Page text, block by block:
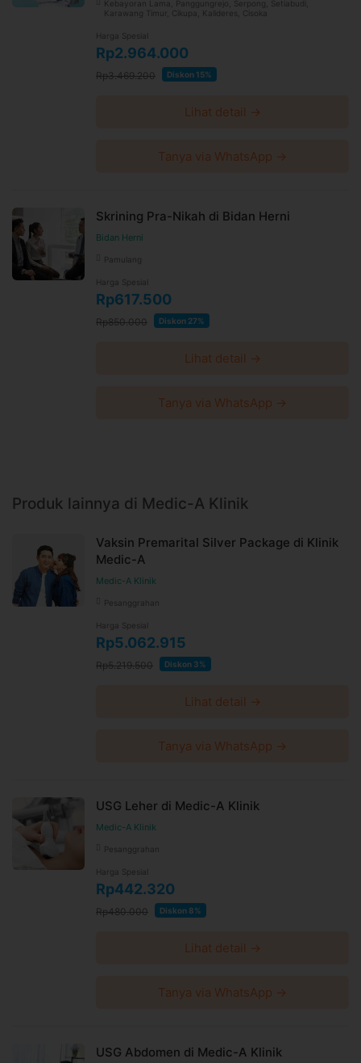
Kebayoran Lama, Panggungrejo, Serpong, Setiabudi,
Karawang Timur, Cikupa, Kalideres, Cisoka
Harga Spesial
Rp2.964.000
Rp3.469.200 Diskon 15%
Lihat detail →
Tanya via WhatsApp →
Skrining Pra-Nikah di Bidan Herni
Bidan Herni
Pamulang
Harga Spesial
Rp617.500
Rp850.000 Diskon 27%
Lihat detail →
Tanya via WhatsApp →
Produk lainnya di Medic-A Klinik
Vaksin Premarital Silver Package di Klinik
Medic-A
Medic-A Klinik
Pesanggrahan
Harga Spesial
Rp5.062.915
Rp5.219.500 Diskon 3%
Lihat detail →
Tanya via WhatsApp →
USG Leher di Medic-A Klinik
Medic-A Klinik
Pesanggrahan
Harga Spesial
Rp442.320
Rp480.000 Diskon 8%
Lihat detail →
Tanya via WhatsApp →
USG Abdomen di Medic-A Klinik